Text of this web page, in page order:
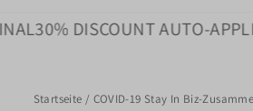
30% DISCOUNT AUTO-
Startseite / COVID-19 Stay In Biz-